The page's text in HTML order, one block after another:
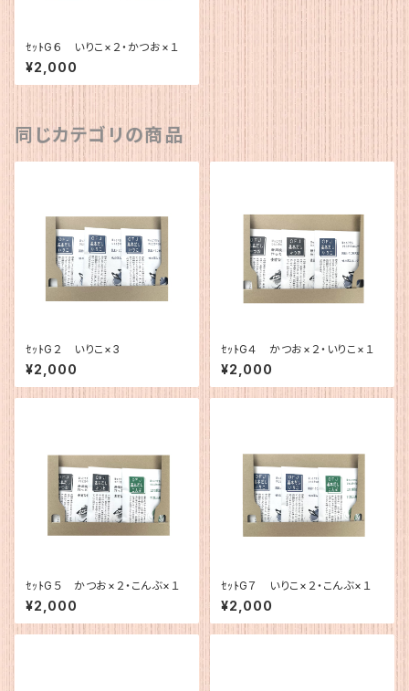
ｾｯﾄG６ いりこ×２・かつお×１
¥2,000
同じカテゴリの商品
ｾｯﾄG２ いりこ×3
¥2,000
ｾｯﾄG４ かつお×２・いりこ×１
¥2,000
ｾｯﾄG５ かつお×２・こんぶ×１
¥2,000
ｾｯﾄG７ いりこ×２・こんぶ×１
¥2,000